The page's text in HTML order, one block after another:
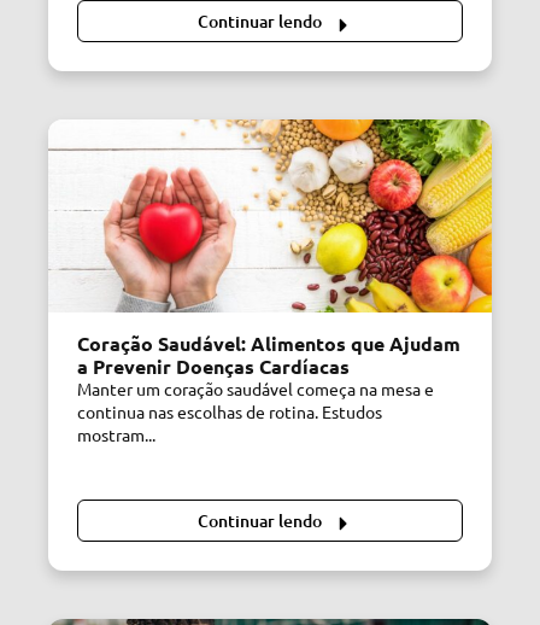
Continuar lendo
Coração Saudável: Alimentos que Ajudam
a Prevenir Doenças Cardíacas
Manter um coração saudável começa na mesa e
continua nas escolhas de rotina. Estudos
mostram...
Continuar lendo